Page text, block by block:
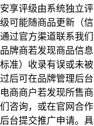
安享评级由系统独立
级可能随商品更新（
通过官方渠道联系我们
品牌商若发现商品信
标准）收录有误或未
过后可在品牌管理后
电商商户若发现所售
们咨询，或在官网合
后台提交推广申请。